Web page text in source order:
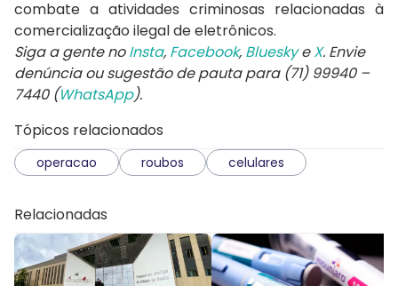
combate a atividades criminosas relacionadas à
comercialização ilegal de eletrônicos.
Siga a gente noInsta, Facebook, BlueskyeX. Envie
denúncia ou sugestão de pauta para (71) 99940 –
7440 (WhatsApp).
Tópicos relacionados
operacao roubos celulares
Relacionadas